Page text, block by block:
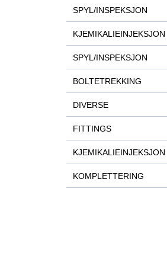
SPYL/INSPEKSJON
KJEMIKALIEINJEKSJON
SPYL/INSPEKSJON
BOLTETREKKING
DIVERSE
FITTINGS
KJEMIKALIEINJEKSJON
KOMPLETTERING